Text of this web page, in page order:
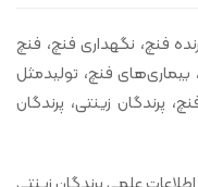
فنچ، نگهداری فنچ، فنچ
فنچ، تولیدمثل
پرندگان زینتی، پرندگان